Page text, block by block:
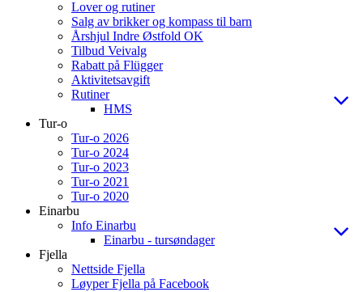
Lover og rutiner
Salg av brikker og kompass til barn
Årshjul Indre Østfold OK
Tilbud Veivalg
Rabatt på Flügger
Aktivitetsavgift
Rutiner
HMS
Tur-o
Tur-o 2026
Tur-o 2024
Tur-o 2023
Tur-o 2021
Tur-o 2020
Einarbu
Info Einarbu
Einarbu - tursøndager
Fjella
Nettside Fjella
Løyper Fjella på Facebook